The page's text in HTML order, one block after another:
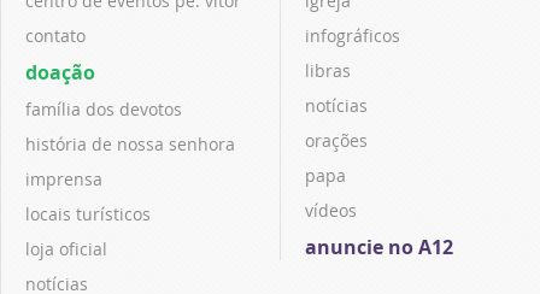
contato
doação
família dos devotos
história de nossa senhora
imprensa
locais turísticos
loja oficial
notícias
infográficos
libras
notícias
orações
papa
vídeos
anuncie no A12